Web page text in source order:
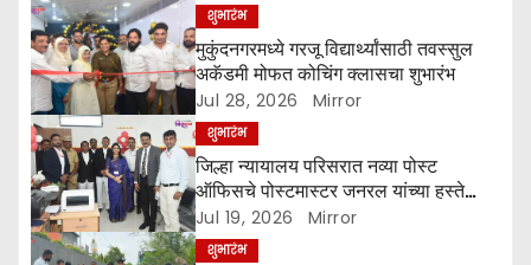
a
t
i
o
n
शुभारंभ
मुकुंदनगरमध्ये गरजू विद्यार्थ्यांसाठी तवस्सुल
अकॅडमी मोफत कोचिंग क्लासचा शुभारंभ
Jul 28, 2026 Mirror
शुभारंभ
जिल्हा न्यायालय परिसरात नव्या पोस्ट
ऑफिसचे पोस्टमास्टर जनरल यांच्या हस्ते
उद्घाटन
Jul 19, 2026 Mirror
शुभारंभ